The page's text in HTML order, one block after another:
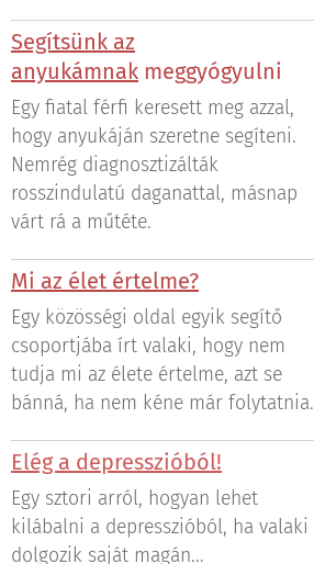
Segítsünk az
anyukámnak meggyógyulni
Egy fiatal férfi keresett meg azzal,
hogy anyukáján szeretne segíteni.
Nemrég diagnosztizálták
rosszindulatú daganattal, másnap
várt rá a műtéte.
Mi az élet értelme?
Egy közösségi oldal egyik segítő
csoportjába írt valaki, hogy nem
tudja mi az élete értelme, azt se
bánná, ha nem kéne már folytatnia.
Elég a depresszióból!
Egy sztori arról, hogyan lehet
kilábalni a depresszióból, ha valaki
dolgozik saját magán...